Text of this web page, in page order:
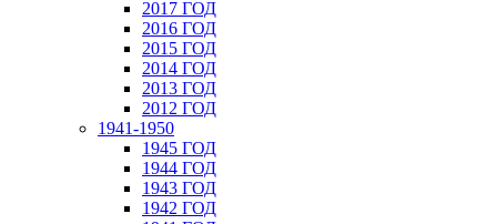
2017 ГОД
2016 ГОД
2015 ГОД
2014 ГОД
2013 ГОД
2012 ГОД
1941-1950
1945 ГОД
1944 ГОД
1943 ГОД
1942 ГОД